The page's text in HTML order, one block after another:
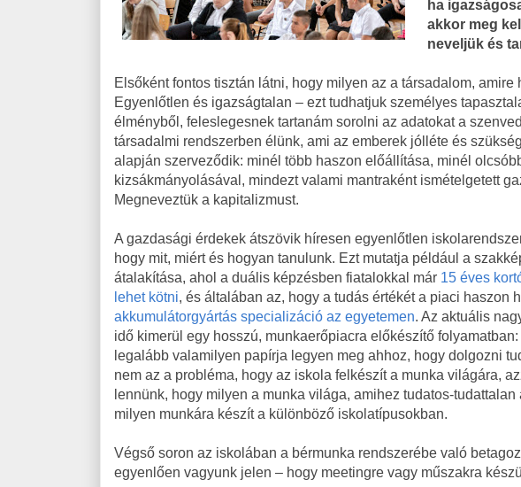
ha
akkor meg
neveljük és
Elsőként fontos tisztán látni, hogy milyen az a társadalom, amire
Egyenlőtlen és igazságtalan – ezt tudhatjuk személyes
élményből, feleslegesnek tartanám sorolni az adatokat a
társadalmi rendszerben élünk, ami az emberek jólléte és
alapján szerveződik: minél több haszon előállítása, minél
kizsákmányolásával, mindezt valami mantraként ismételgetett
Megneveztük a kapitalizmust.
A gazdasági érdekek átszövik híresen egyenlőtlen
hogy mit, miért és hogyan tanulunk. Ezt mutatja például a
átalakítása, ahol a duális képzésben fiatalokkal már 15 éves
lehet kötni, és általában az, hogy a tudás értékét a piaci haszon
akkumulátorgyártás specializáció az egyetemen. Az aktuális
idő kimerül egy hosszú, munkaerőpiacra előkészítő
legalább valamilyen papírja legyen meg ahhoz, hogy dolgozni
nem az a probléma, hogy az iskola felkészít a munka világára,
lennünk, hogy milyen a munka világa, amihez tudatos-
milyen munkára készít a különböző iskolatípusokban.
Végső soron az iskolában a bérmunka rendszerébe való
egyenlően vagyunk jelen – hogy meetingre vagy műszakra